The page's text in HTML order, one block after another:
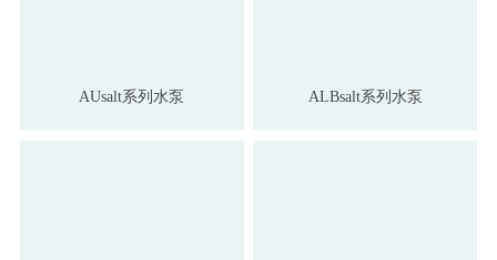
AUsalt系列水泵 ALBsalt系列水泵